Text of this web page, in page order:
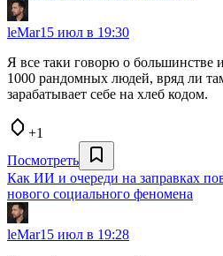
leMar15 июл в 19:30
Я все таки говорю о большинстве
1000 рандомных людей, вряд ли
зарабатывает себе на хлеб кодом.
+1
Посмотреть
Как ИИ и очереди на заправках
нового социального феномена
leMar15 июл в 19:28